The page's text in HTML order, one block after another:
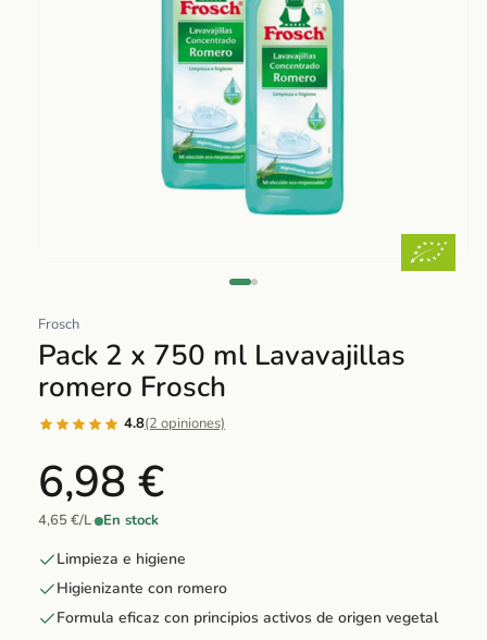
multimedia
1
en
una
ventana
modal
Frosch
Pack 2 x 750 ml Lavavajillas
romero Frosch
4.8(2 opiniones)
6,98 €
4,65 €/L· En stock
Limpieza e higiene
Higienizante con romero
Formula eficaz con principios activos de origen vegetal